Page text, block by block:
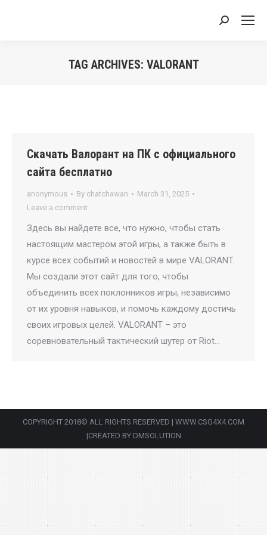
Search:
TAG ARCHIVES: VALORANT
Скачать Валорант на ПК с официального
сайта бесплатно
anonymous By chatchawan
March 31, 2025
Leave a comment
Здесь вы найдете все, что нужно, чтобы стать
настоящим мастером этой игры, а также быть в
курсе всех событий и новостей в мире VALORANT.
Мы создали этот сайт для того, чтобы
объединить всех поклонников игры, независимо
от их уровня навыков, и помочь каждому достичь
своих игровых целей. VALORANT – это
соревновательный тактический шутер от Riot…
COPYRIGHT 2018© ALL RIGHTS RESERVED | WWW.CSG4X4.COM
|CREATED BY DMSOLUTION